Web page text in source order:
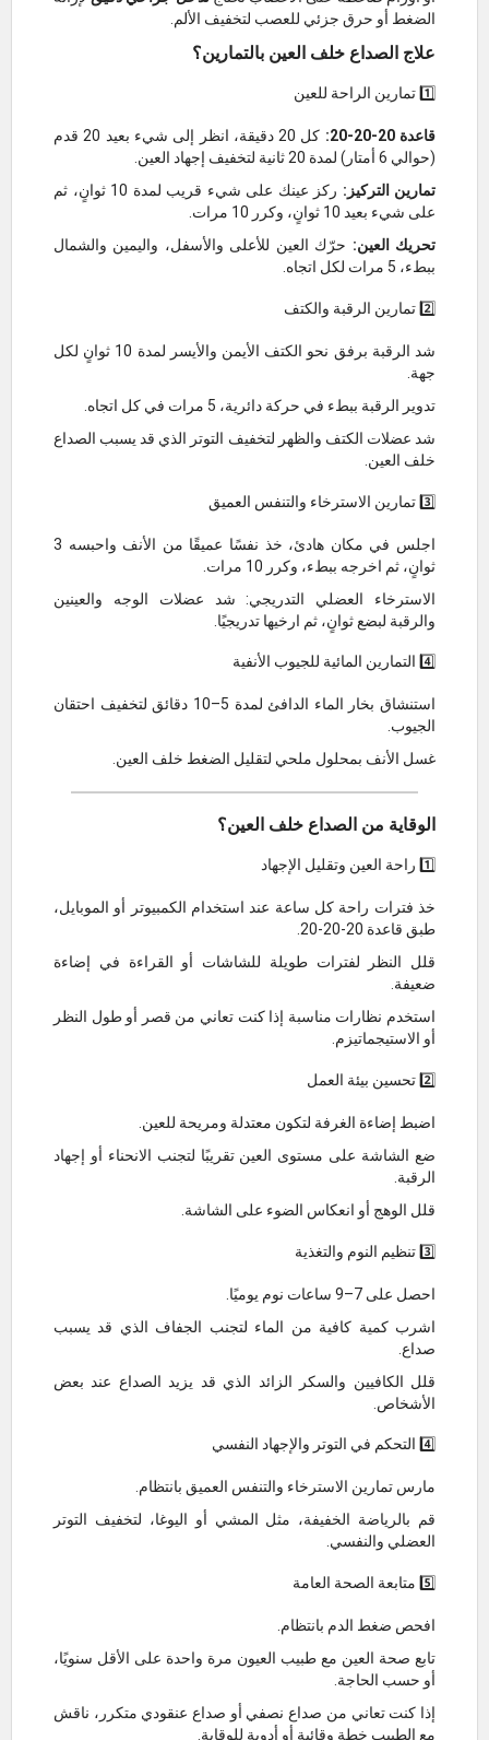
الضغط أو حرق جزئي للعصب لتخفيف الألم.
علاج الصداع خلف العين بالتمارين؟
1️⃣ تمارين الراحة للعين
قاعدة 20-20-20:
كل 20 دقيقة، انظر إلى شيء بعيد 20 قدم
(حوالي 6 أمتار) لمدة 20 ثانية لتخفيف إجهاد العين.
تمارين التركيز:
ركز عينك على شيء قريب لمدة 10 ثوانٍ، ثم
على شيء بعيد 10 ثوانٍ، وكرر 10 مرات.
تحريك العين: حرّك العين للأعلى والأسفل، واليمين والشمال
ببطء، 5 مرات لكل اتجاه.
2️⃣ تمارين الرقبة والكتف
شد الرقبة برفق نحو الكتف الأيمن والأيسر لمدة 10 ثوانٍ لكل
جهة.
تدوير الرقبة ببطء في حركة دائرية، 5 مرات في كل اتجاه.
شد عضلات الكتف والظهر لتخفيف التوتر الذي قد يسبب الصداع
خلف العين.
3️⃣ تمارين الاسترخاء والتنفس العميق
اجلس في مكان هادئ، خذ نفسًا عميقًا من الأنف واحبسه 3
ثوانٍ، ثم اخرجه ببطء، وكرر 10 مرات.
الاسترخاء العضلي التدريجي: شد عضلات الوجه والعينين
والرقبة لبضع ثوانٍ، ثم ارخيها تدريجيًا.
4️⃣ التمارين المائية للجيوب الأنفية
استنشاق بخار الماء الدافئ لمدة 5–10 دقائق لتخفيف احتقان
الجيوب.
غسل الأنف بمحلول ملحي لتقليل الضغط خلف العين.
الوقاية من الصداع خلف العين؟
1️⃣ راحة العين وتقليل الإجهاد
خذ فترات راحة كل ساعة عند استخدام الكمبيوتر أو الموبايل،
طبق قاعدة 20-20-20.
قلل النظر لفترات طويلة للشاشات أو القراءة في إضاءة
ضعيفة.
استخدم نظارات مناسبة إذا كنت تعاني من قصر أو طول النظر
أو الاستيجماتيزم.
2️⃣ تحسين بيئة العمل
اضبط إضاءة الغرفة لتكون معتدلة ومريحة للعين.
ضع الشاشة على مستوى العين تقريبًا لتجنب الانحناء أو إجهاد
الرقبة.
قلل الوهج أو انعكاس الضوء على الشاشة.
3️⃣ تنظيم النوم والتغذية
احصل على 7–9 ساعات نوم يوميًا.
اشرب كمية كافية من الماء لتجنب الجفاف الذي قد يسبب
صداع.
قلل الكافيين والسكر الزائد الذي قد يزيد الصداع عند بعض
الأشخاص.
4️⃣ التحكم في التوتر والإجهاد النفسي
مارس تمارين الاسترخاء والتنفس العميق بانتظام.
قم بالرياضة الخفيفة، مثل المشي أو اليوغا، لتخفيف التوتر
العضلي والنفسي.
5️⃣ متابعة الصحة العامة
افحص ضغط الدم بانتظام.
تابع صحة العين مع طبيب العيون مرة واحدة على الأقل سنويًا،
أو حسب الحاجة.
إذا كنت تعاني من صداع نصفي أو صداع عنقودي متكرر، ناقش
مع الطبيب خطة وقائية أو أدوية للوقاية.